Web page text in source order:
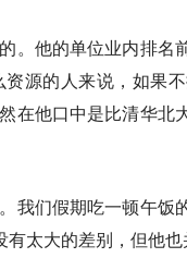
。他的单位业内排名
源的人来说，如果
在他口中是比清华北
我们假期吃一顿午饭
太大的差别，但他也